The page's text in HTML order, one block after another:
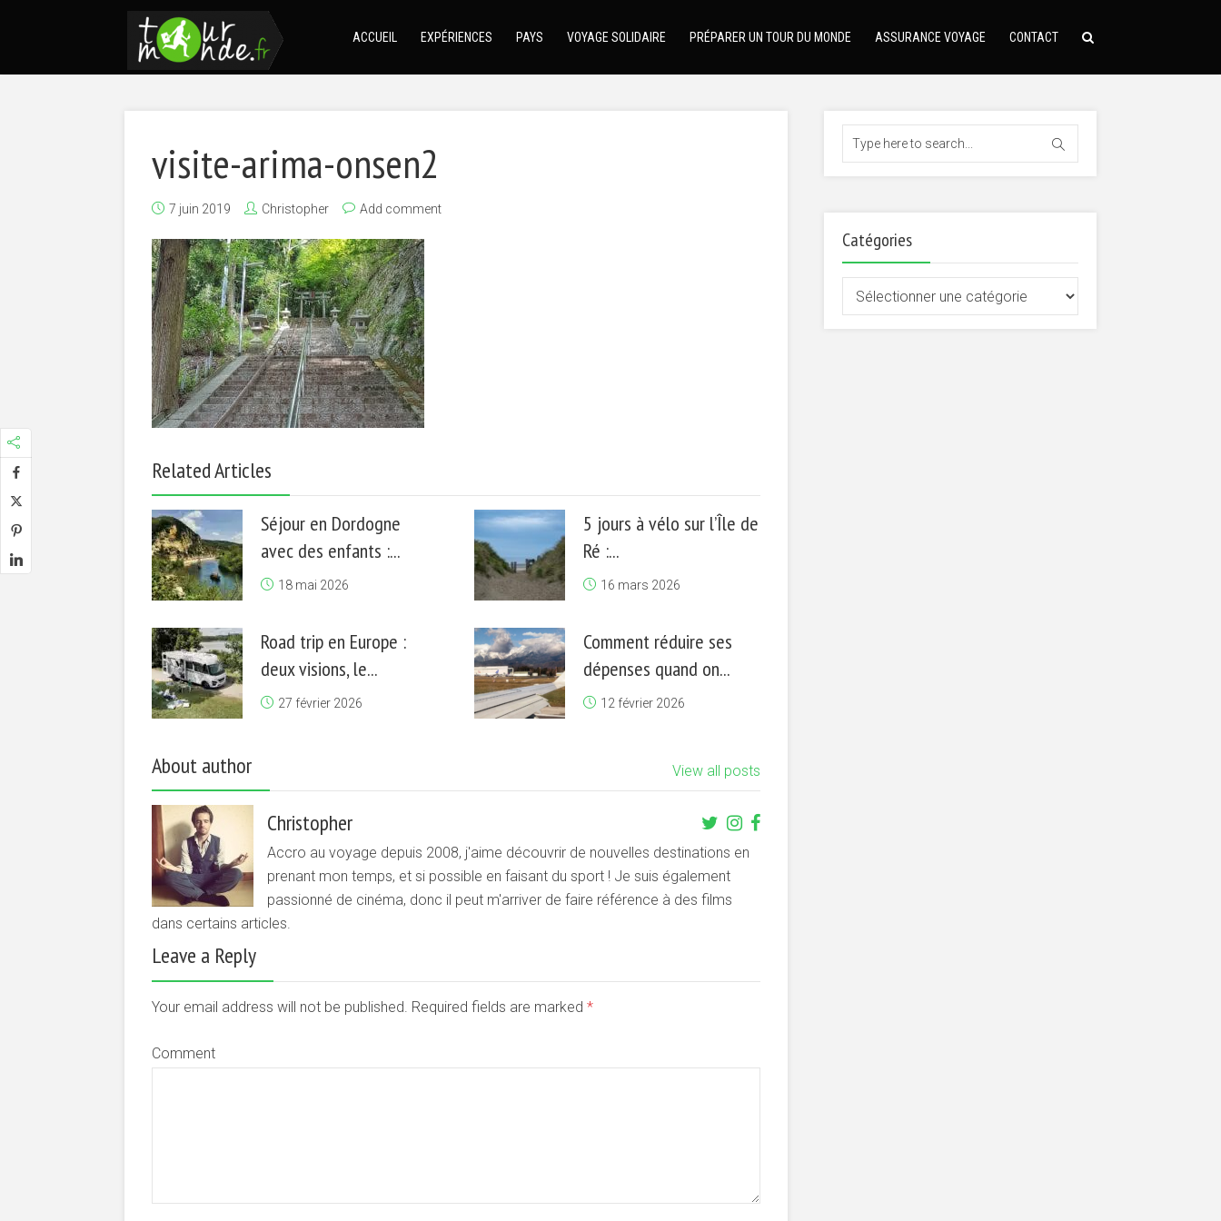
ACCUEIL EXPÉRIENCES PAYS VOYAGE SOLIDAIRE PRÉPARER UN TOUR DU MONDE ASSURANCE VOYAGE CONTACT
visite-arima-onsen2
7 juin 2019 Christopher Add comment
Related Articles
Séjour en Dordogne
avec des enfants :...
18 mai 2026
5 jours à vélo sur l’Île de
Ré :...
16 mars 2026
Road trip en Europe :
deux visions, le...
27 février 2026
Comment réduire ses
dépenses quand on...
12 février 2026
About author View all posts
Christopher
Accro au voyage depuis 2008, j'aime découvrir de nouvelles destinations en
prenant mon temps, et si possible en faisant du sport ! Je suis également
passionné de cinéma, donc il peut m'arriver de faire référence à des films
dans certains articles.
Leave a Reply
Your email address will not be published. Required fields are marked *
Comment
Catégories